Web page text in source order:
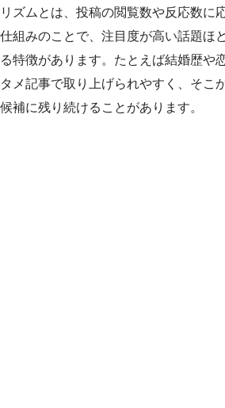
リズムとは、投稿の閲覧数や反応数に
仕組みのことで、注目度が高い話題ほ
る特徴があります。たとえば結婚歴や
タメ記事で取り上げられやすく、そこ
候補に残り続けることがあります。